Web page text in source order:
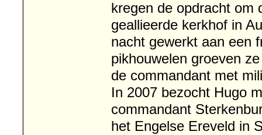
kregen de opdracht om
geallieerde kerkhof in
nacht gewerkt aan een
pikhouwelen groeven
de commandant met
In 2007 bezocht Hugo
commandant
het Engelse Ereveld in